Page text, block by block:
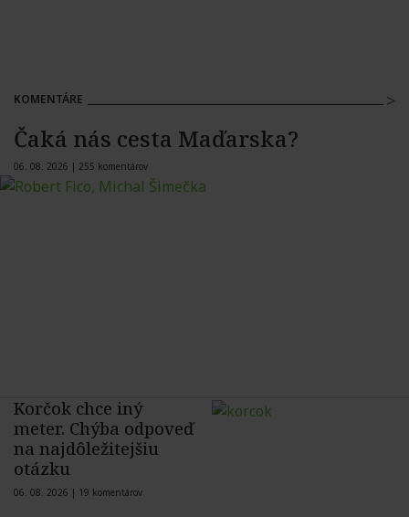
KOMENTÁRE
Čaká nás cesta Maďarska?
06. 08. 2026 | 255 komentárov
Korčok chce iný
meter. Chýba odpoveď
na najdôležitejšiu
otázku
06. 08. 2026 | 19 komentárov